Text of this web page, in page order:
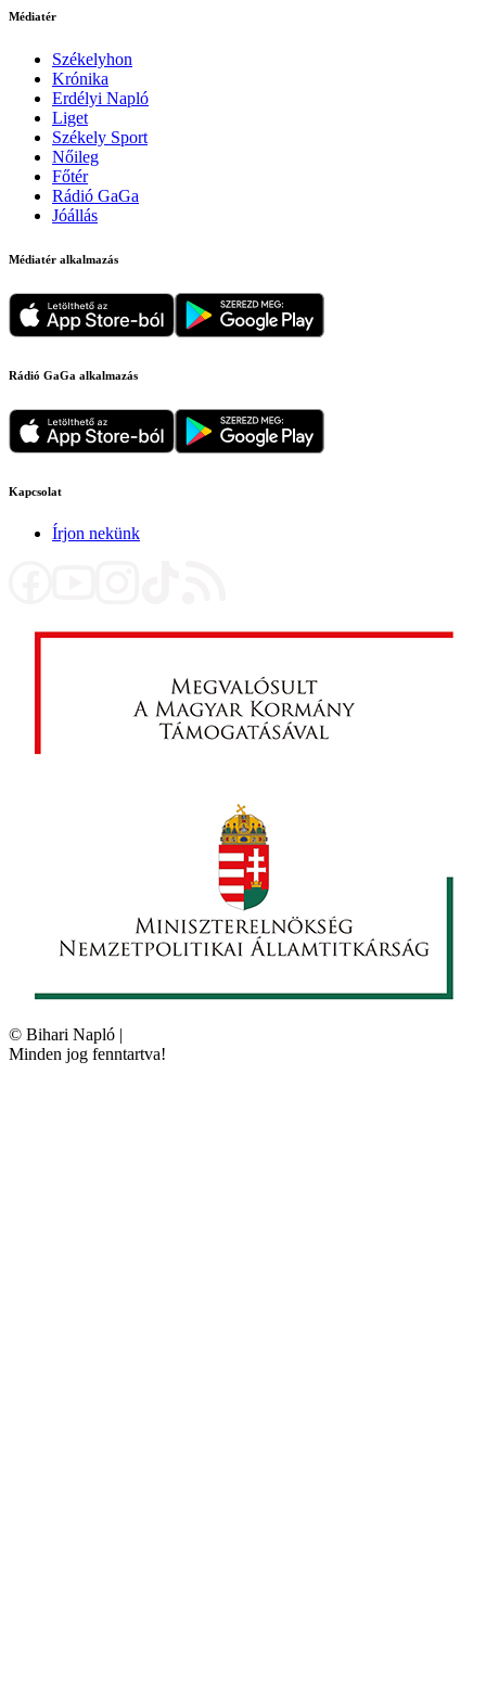
Médiatér
Székelyhon
Krónika
Erdélyi Napló
Liget
Székely Sport
Nőileg
Főtér
Rádió GaGa
Jóállás
Médiatér alkalmazás
Rádió GaGa alkalmazás
Kapcsolat
Írjon nekünk
© Bihari Napló
Minden jog fenntartva!